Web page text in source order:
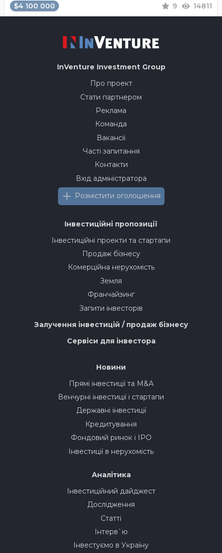
$4 100 000 9 14811
InVenture Investment Group
Про проект
Стати партнером
Реклама
Команда
Вакансії
Часті запитання
Контакти
Вхід адміністратора
Розмістити оголошення
Інвестиційні пропозиції
Інвестиційні проекти та стартапи
Продаж бізнесу
Комерційна нерухомість
Земля
Франчайзинг
Запити інвесторів
Залучення інвестицій / продаж бізнесу
Сервіси для інвестора
Новини
Прямі інвестиції та M&A
Венчурні інвестиції і стартапи
Державні інвестиції
Кредитування
Фондовий ринок і IPO
Інвестиції в нерухомість
Аналітика
Інвестиційний дайджест
Дослідження
Статті
Інтерв`ю
Інвестуємо в Україну